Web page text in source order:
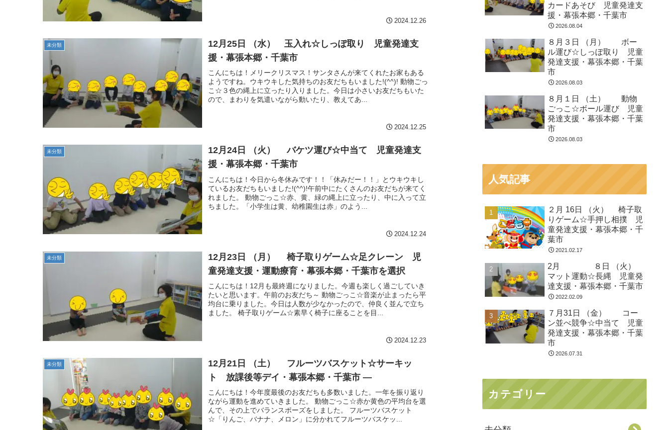
2024.12.26
未分類
12月25日 （水） 玉入れ☆しっぽ取り 児童発達支
援・幕張本郷・千葉市
こんにちは！メリークリスマス！サンタさんが来てくれたお家もある
ようですね。ウキウキした気持ちのお友だちもいました!(^^)! 動物ごっ
こ☆３色の縄上に立ったり入りました。今日は小さいお友だちもいた
ので、まわりを気遣いながら動いたり、教えてあ...
2024.12.25
未分類
12月24日 （火） バケツ運び☆中当て 児童発達支
援・幕張本郷・千葉市
こんにちは！今日から冬休みです！！「休みだー！！」とウキウキし
ているお友だちもいました!(^^)!午前中にたくさんのお友だちが来てく
れました。 動物ごっこ☆赤、黄、緑の縄上に立ったり、中に入って立
ちました。「小学生は黄、幼稚園生は赤」のよう...
2024.12.24
未分類
12月23日 （月） 椅子取りゲーム☆足クレーン 児
童発達支援・運動療育・幕張本郷・千葉市を選択
こんにちは！12月も最終週になりました。今週も楽しく過ごしていき
たいと思います。午前のお友だち～ 動物ごっこ☆音楽が止まったら平
均台に乗りました。今日は人数が少なかったので、仲良く並んで立ち
ました。 椅子取りゲーム☆素早く椅子に座ることを目...
2024.12.23
未分類
12月21日 （土） フルーツバスケット☆サーキッ
ト 放課後等デイ・幕張本郷・千葉市 —
こんにちは！今年度最後のお友だちも多数いました。一年を振り返り
ながら運動を進めていきました。 動物ごっこ☆赤か黄色の平均台を選
んで、その上でバランスポーズをしました。 フルーツバスケット
☆「りんご、バナナ、メロン」に分かれてフルーツバスケッ...
カードあそび 児童発達支
援・幕張本郷・千葉市
2026.08.04
８月３日 （月） ボー
ル運び☆しっぽ取り 児童
発達支援・幕張本郷・千葉
市
2026.08.03
８月１日 （土） 動物
ごっこ☆ボール運び 児童
発達支援・幕張本郷・千葉
市
2026.08.03
人気記事
２月 16日 （火） 椅子取
りゲーム☆手押し相撲 児
童発達支援・幕張本郷・千
葉市
2021.02.17
2月 ８日 （火）
マット運動☆長縄 児童発
達支援・幕張本郷・千葉市
2022.02.09
７月31日 （金） コー
ン並べ競争☆中当て 児童
発達支援・幕張本郷・千葉
市
2026.07.31
カテゴリー